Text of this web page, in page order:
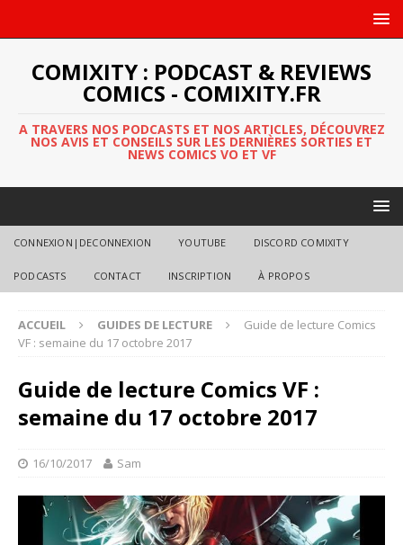
COMIXITY : PODCAST & REVIEWS
COMICS - COMIXITY.FR
A TRAVERS NOS PODCASTS ET NOS ARTICLES, DÉCOUVREZ
NOS AVIS ET CONSEILS SUR LES DERNIÈRES SORTIES ET
NEWS COMICS VO ET VF
CONNEXION|DECONNEXION YOUTUBE DISCORD COMIXITY
PODCASTS CONTACT INSCRIPTION À PROPOS
ACCUEIL GUIDES DE LECTURE
Guide de lecture Comics
VF : semaine du 17 octobre 2017
Guide de lecture Comics VF :
semaine du 17 octobre 2017
16/10/2017 Sam